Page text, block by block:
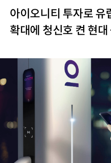
아이오니티 투자로 유
확대에 청신호 켠 현